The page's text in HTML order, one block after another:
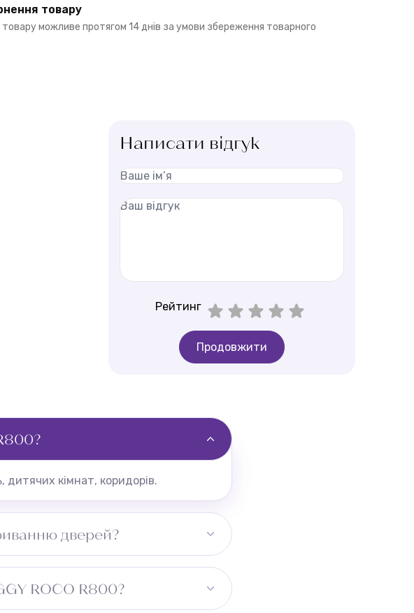
товару
можливе протягом 14 днів за умови збереження товарного
Написати відгук
Рейтинг
Продовжити
дитячих кімнат, коридорів.
дверей?
ROCO R800?